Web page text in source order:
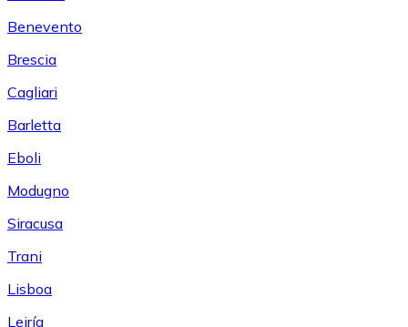
Benevento
Brescia
Cagliari
Barletta
Eboli
Modugno
Siracusa
Trani
Lisboa
Leiría